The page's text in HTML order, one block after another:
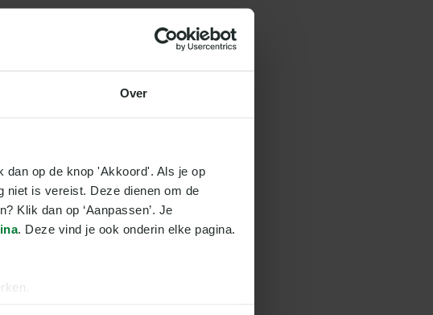
Over
dan op de knop 'Akkoord'. Als je op
niet is vereist. Deze dienen om de
Klik dan op ‘Aanpassen’. Je
. Deze vind je ook onderin elke pagina.